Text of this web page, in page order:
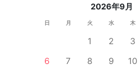
2026年9月
日 月 火 水 木
1 2 3
6
7 8 9 10